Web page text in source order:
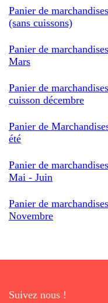
Panier de
(sans cuissons)
Panier de
Mars
Panier de
cuisson décembre
Panier de
été
Panier de
Mai - Juin
Panier de
Novembre
Suivez nous !